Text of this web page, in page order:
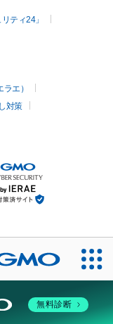
ティ24」
エ）
対策
無料診断